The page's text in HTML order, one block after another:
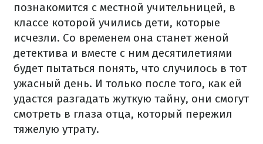
познакомится с местной учительницей, в
классе которой учились дети, которые
исчезли. Со временем она станет женой
детектива и вместе с ним десятилетиями
будет пытаться понять, что случилось в тот
ужасный день. И только после того, как ей
удастся разгадать жуткую тайну, они смогут
смотреть в глаза отца, который пережил
тяжелую утрату.